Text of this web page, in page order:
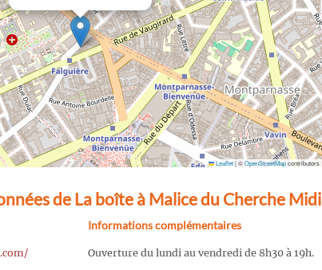
Leaflet|©OpenStreetMapcontributors
de La boîte à Malice du Cherche Midi
Informations complémentaires
Ouverture du lundi au vendredi de 8h30 à 19h.